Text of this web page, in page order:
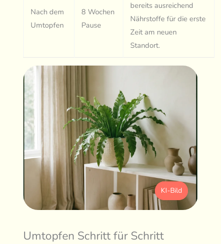
Nach dem
Umtopfen
8 Wochen
Pause
bereits ausreichend
Nährstoffe für die erste
Zeit am neuen
Standort.
KI-Bild
Umtopfen Schritt für Schritt